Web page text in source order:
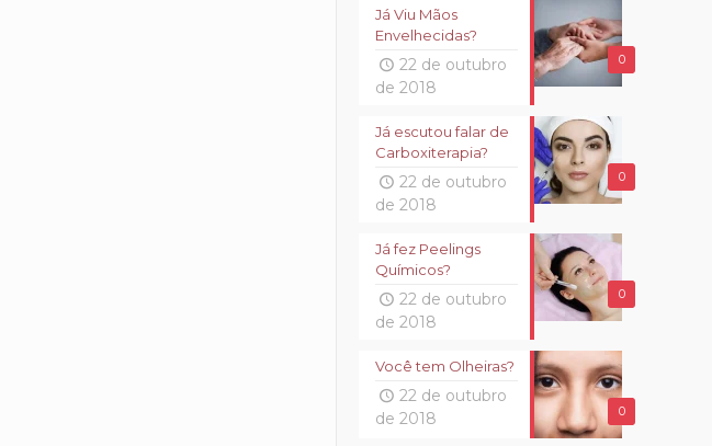
0
Já Viu Mãos
Envelhecidas?
22 de outubro
de 2018
0
Já escutou falar de
Carboxiterapia?
22 de outubro
de 2018
0
Já fez Peelings
Químicos?
22 de outubro
de 2018
0
Você tem Olheiras?
22 de outubro
de 2018